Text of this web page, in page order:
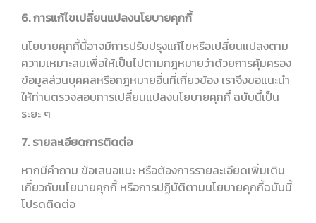
6. การแก้ไขเปลี่ยนแปลงนโยบายคุกกี้
นโยบายคุกกี้นี้อาจมีการปรับปรุงแก้ไขหรือเปลี่ยนแปลงตาม
ความเหมาะสมเพื่อให้เป็นไปตามกฎหมายว่าด้วยการคุ้มครอง
ข้อมูลส่วนบุคคลหรือกฎหมายอื่นที่เกี่ยวข้อง เราจึงขอแนะนำ
ให้ท่านตรวจสอบการเปลี่ยนแปลงนโยบายคุกกี้ ฉบับนี้เป็น
ระยะ ๆ
7. รายละเอียดการติดต่อ
หากมีคำถาม ข้อเสนอแนะ หรือต้องการรายละเอียดเพิ่มเติม
เกี่ยวกับนโยบายคุกกี้ หรือการปฏิบัติตามนโยบายคุกกี้ฉบับนี้
โปรดติดต่อ